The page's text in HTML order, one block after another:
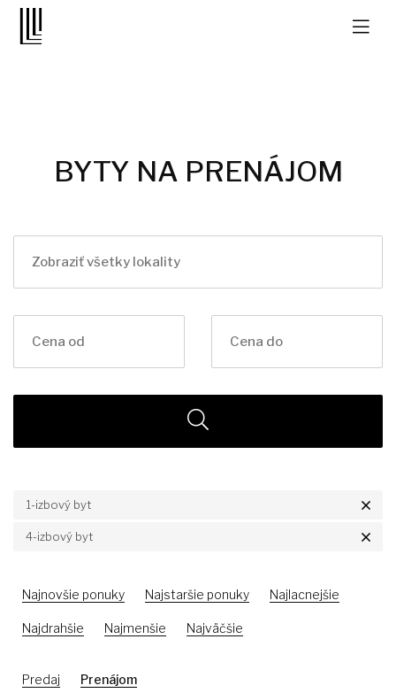
BYTY NA PRENÁJOM
1-izbový byt
4-izbový byt
Najnovšie ponuky Najstaršie ponuky Najlacnejšie
Najdrahšie Najmenšie Najväčšie
Predaj Prenájom